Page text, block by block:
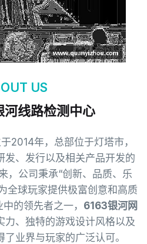
US
线路检测中心
2014年，总部位于灯塔市，
发、发行以及相关产品开发的
，公司秉承“创新、品质、乐
全球玩家提供极富创意和高质
的领先者之一， 6163银河网
力、独特的游戏设计风格以及
业界与玩家的广泛认可。